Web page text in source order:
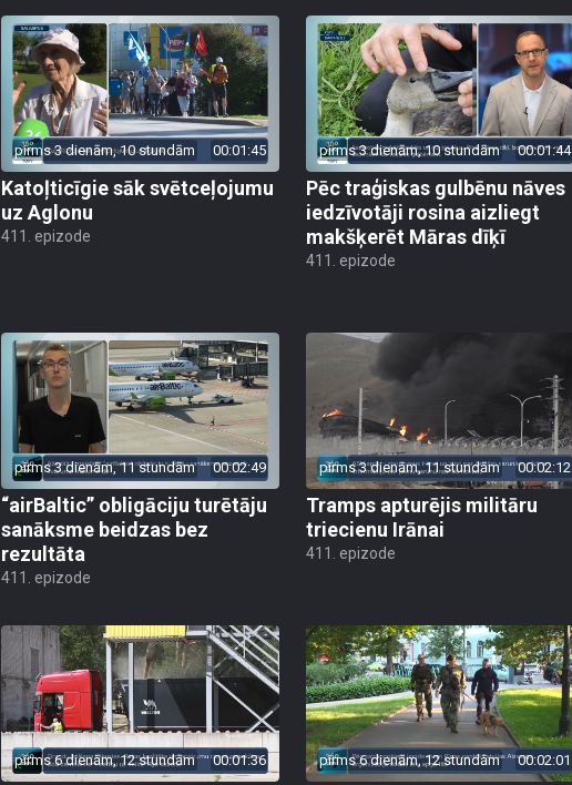
pirms 3 dienām, 10 stundām 00:01:45
Katoļticīgie sāk svētceļojumu
uz Aglonu
411. epizode
pirms 3 dienām, 10 stundām 00:01:44
Pēc traģiskas gulbēnu nāves
iedzīvotāji rosina aizliegt
makšķerēt Māras dīķī
411. epizode
pirms 3 dienām, 11 stundām 00:02:49
“airBaltic” obligāciju turētāju
sanāksme beidzas bez
rezultāta
411. epizode
pirms 3 dienām, 11 stundām 00:02:12
Tramps apturējis militāru
triecienu Irānai
411. epizode
pirms 6 dienām, 12 stundām 00:01:36 pirms 6 dienām, 12 stundām 00:02:01